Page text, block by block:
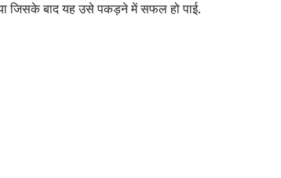
जिसके बाद यह उसे पकड़ने में सफल हो पाई.